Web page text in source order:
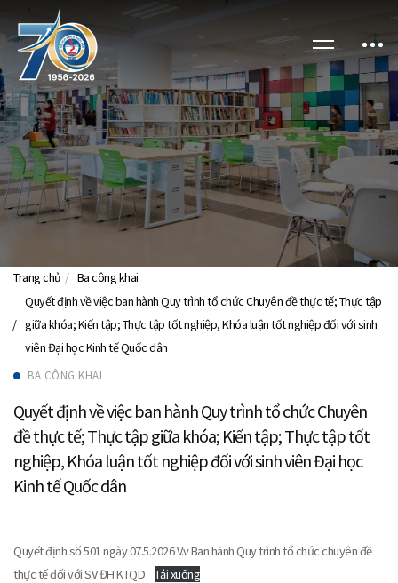
Trang chủ
Ba công khai
Quyết định về việc ban hành Quy trình tổ chức Chuyên đề thực tế; Thực tập
giữa khóa; Kiến tập; Thực tập tốt nghiệp, Khóa luận tốt nghiệp đối với sinh
viên Đại học Kinh tế Quốc dân
BA CÔNG KHAI
Quyết định về việc ban hành Quy trình tổ chức Chuyên
đề thực tế; Thực tập giữa khóa; Kiến tập; Thực tập tốt
nghiệp, Khóa luận tốt nghiệp đối với sinh viên Đại học
Kinh tế Quốc dân
Quyết định số 501 ngày 07.5.2026 V.v Ban hành Quy trình tổ chức chuyên đề
thực tế đối với SV ĐH KTQD
Tải xuống